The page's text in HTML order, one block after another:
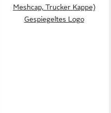
Meshcap, Trucker Kappe)
Gespiegeltes Logo